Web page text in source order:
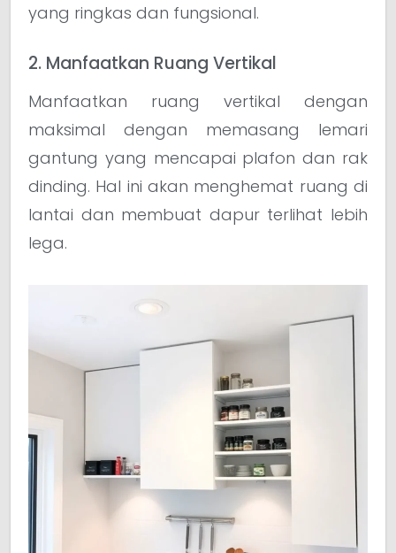
yang ringkas dan fungsional.
2. Manfaatkan Ruang Vertikal
Manfaatkan ruang vertikal dengan
maksimal dengan memasang lemari
gantung yang mencapai plafon dan rak
dinding. Hal ini akan menghemat ruang di
lantai dan membuat dapur terlihat lebih
lega.